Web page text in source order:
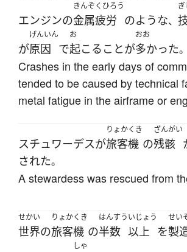
エンジンの
きんぞくひろう
金属疲労 のような、
が
げんいん
原因 で
お
起こる ことが
おお
多かった。
Crashes in the early days of
tended to be caused by technical
metal fatigue in the airframe or
スチュワーデスが
りょかくき
旅客機 の
ざんがい
残骸
された。
A stewardess was rescued from
せかい
世界の
りょかくき
旅客機 の
はんすう
半数
いじょう
以上 を
せい
製
しゃ